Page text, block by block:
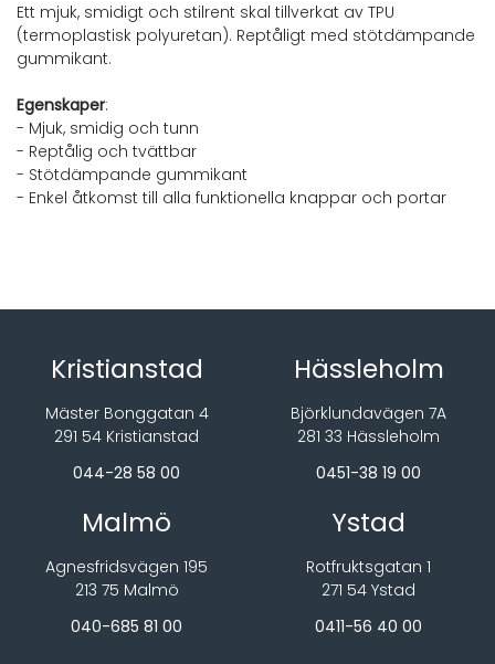
Ett mjuk, smidigt och stilrent skal tillverkat av TPU
(termoplastisk polyuretan). Reptåligt med stötdämpande
gummikant.
Egenskaper:
- Mjuk, smidig och tunn
- Reptålig och tvättbar
- Stötdämpande gummikant
- Enkel åtkomst till alla funktionella knappar och portar
Kristianstad
Mäster Bonggatan 4
291 54 Kristianstad
044-28 58 00
Hässleholm
Björklundavägen 7A
281 33 Hässleholm
0451-38 19 00
Malmö
Agnesfridsvägen 195
213 75 Malmö
040-685 81 00
Ystad
Rotfruktsgatan 1
271 54 Ystad
0411-56 40 00